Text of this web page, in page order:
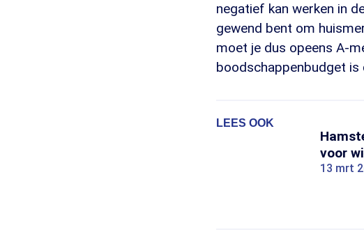
negatief kan werken in
gewend bent om
moet je dus opeens A-
boodschappenbudget is
LEES OOK
voor
13 mrt